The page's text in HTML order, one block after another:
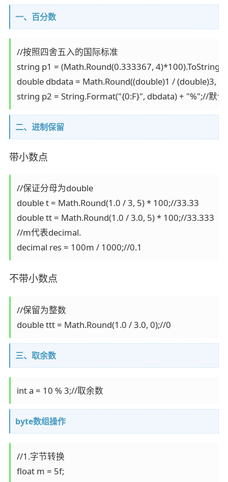
一、百分数
//按照四舍五入的国际标准
string p1 = (Math.Round(0.333367,
double dbdata = Math.Round((double)1 / (double)3,
string p2 = String.Format("{0:F}", dbdata) + "%";//默
二、进制保留
带小数点
//保证分母为double
double t = Math.Round(1.0 / 3, 5) * 100;//33.33
double tt = Math.Round(1.0 / 3.0, 5) * 100;//33.333
//m代表decimal.
decimal res = 100m / 1000;//0.1
不带小数点
//保留为整数
double ttt = Math.Round(1.0 / 3.0, 0);//0
三、取余数
int a = 10 % 3;//取余数
byte数组操作
//1.字节转换
float m = 5f;